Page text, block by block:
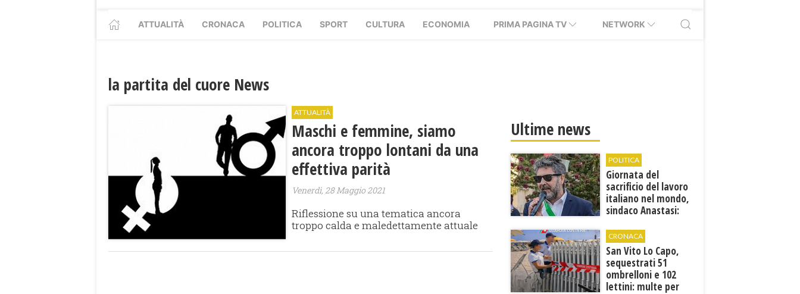
ATTUALITÀ CRONACA POLITICA SPORT CULTURA ECONOMIA PRIMA PAGINA TV NETWORK
la partita del cuore News
ATTUALITÀ
Maschi e femmine, siamo
ancora troppo lontani da una
effettiva parità
Venerdì, 28 Maggio 2021
Riflessione su una tematica ancora
troppo calda e maledettamente attuale
Ultime news
POLITICA
Giornata del
sacrificio del lavoro
italiano nel mondo,
sindaco Anastasi:
Marcinelle parla al
presente”
CRONACA
San Vito Lo Capo,
sequestrati 51
ombrelloni e 102
lettini: multe per